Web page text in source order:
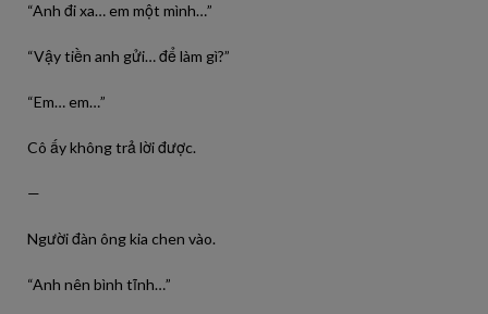
“Anh đi xa… em một mình…”
“Vậy tiền anh gửi… để làm gì?”
“Em… em…”
Cô ấy không trả lời được.
—
Người đàn ông kia chen vào.
“Anh nên bình tĩnh…”